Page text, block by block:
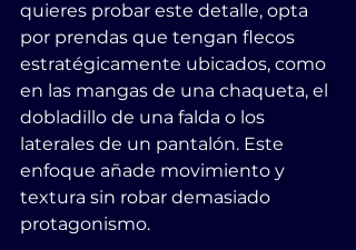
quieres probar este detalle, opta
por prendas que tengan flecos
estratégicamente ubicados, como
en las mangas de una chaqueta, el
dobladillo de una falda o los
laterales de un pantalón. Este
enfoque añade movimiento y
textura sin robar demasiado
protagonismo.